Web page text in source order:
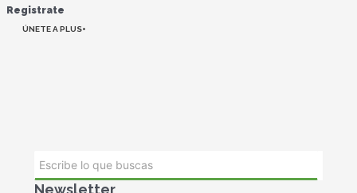
Registrate
ÚNETE A PLUS+
Newsletter